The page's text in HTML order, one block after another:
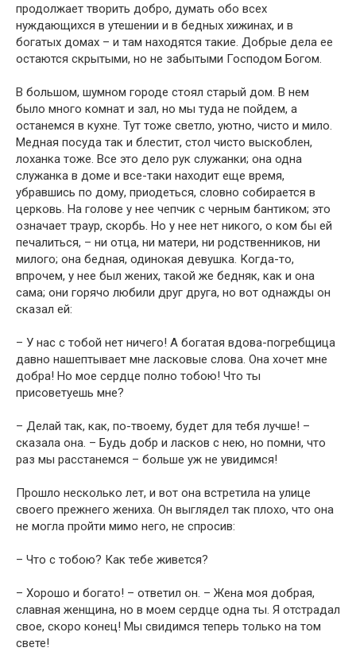
продолжает творить добро, думать обо всех
нуждающихся в утешении и в бедных хижинах, и в
богатых домах – и там находятся такие. Добрые дела ее
остаются скрытыми, но не забытыми Господом Богом.
В большом, шумном городе стоял старый дом. В нем
было много комнат и зал, но мы туда не пойдем, а
останемся в кухне. Тут тоже светло, уютно, чисто и мило.
Медная посуда так и блестит, стол чисто выскоблен,
лоханка тоже. Все это дело рук служанки; она одна
служанка в доме и все-таки находит еще время,
убравшись по дому, приодеться, словно собирается в
церковь. На голове у нее чепчик с черным бантиком; это
означает траур, скорбь. Но у нее нет никого, о ком бы ей
печалиться, – ни отца, ни матери, ни родственников, ни
милого; она бедная, одинокая девушка. Когда-то,
впрочем, у нее был жених, такой же бедняк, как и она
сама; они горячо любили друг друга, но вот однажды он
сказал ей:
– У нас с тобой нет ничего! А богатая вдова-погребщица
давно нашептывает мне ласковые слова. Она хочет мне
добра! Но мое сердце полно тобою! Что ты
присоветуешь мне?
– Делай так, как, по-твоему, будет для тебя лучше! –
сказала она. – Будь добр и ласков с нею, но помни, что
раз мы расстанемся – больше уж не увидимся!
Прошло несколько лет, и вот она встретила на улице
своего прежнего жениха. Он выглядел так плохо, что она
не могла пройти мимо него, не спросив:
– Что с тобою? Как тебе живется?
– Хорошо и богато! – ответил он. – Жена моя добрая,
славная женщина, но в моем сердце одна ты. Я отстрадал
свое, скоро конец! Мы свидимся теперь только на том
свете!